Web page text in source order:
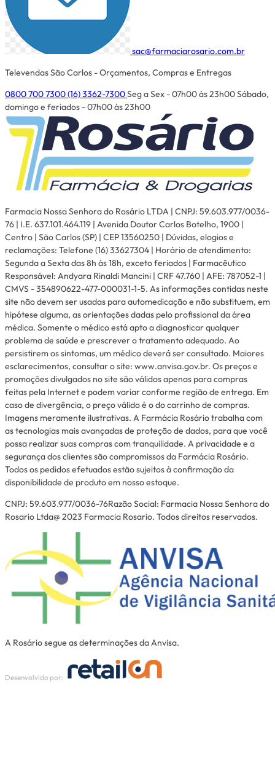
sac@farmaciarosario.com.br
Televendas São Carlos - Orçamentos, Compras e Entregas
0800 700 7300(16) 3362-7300Seg a Sex - 07h00 às 23h00Sábado,
domingo e feriados - 07h00 às 23h00
Farmacia Nossa Senhora do Rosário LTDA | CNPJ: 59.603.977/0036-
76 | I.E. 637.101.464.119 | Avenida Doutor Carlos Botelho, 1900 |
Centro | São Carlos (SP) | CEP 13560250 | Dúvidas, elogios e
reclamações: Telefone (16) 33627304 | Horário de atendimento:
Segunda a Sexta das 8h às 18h, exceto feriados | Farmacêutico
Responsável: Andyara Rinaldi Mancini | CRF 47.760 | AFE: 787052-1 |
CMVS - 354890622-477-000031-1-5. As informações contidas neste
site não devem ser usadas para automedicação e não substituem, em
hipótese alguma, as orientações dadas pelo profissional da área
médica. Somente o médico está apto a diagnosticar qualquer
problema de saúde e prescrever o tratamento adequado. Ao
persistirem os sintomas, um médico deverá ser consultado. Maiores
esclarecimentos, consultar o site: www.anvisa.gov.br. Os preços e
promoções divulgados no site são válidos apenas para compras
feitas pela Internet e podem variar conforme região de entrega. Em
caso de divergência, o preço válido é o do carrinho de compras.
Imagens meramente ilustrativas. A Farmácia Rosário trabalha com
as tecnologias mais avançadas de proteção de dados, para que você
possa realizar suas compras com tranquilidade. A privacidade e a
segurança dos clientes são compromissos da Farmácia Rosário.
Todos os pedidos efetuados estão sujeitos à confirmação da
disponibilidade de produto em nosso estoque.
CNPJ: 59.603.977/0036-76Razão Social: Farmacia Nossa Senhora do
Rosario Ltda@ 2023 Farmacia Rosario. Todos direitos reservados.
A Rosário segue as determinações da Anvisa.
Desenvolvido por: